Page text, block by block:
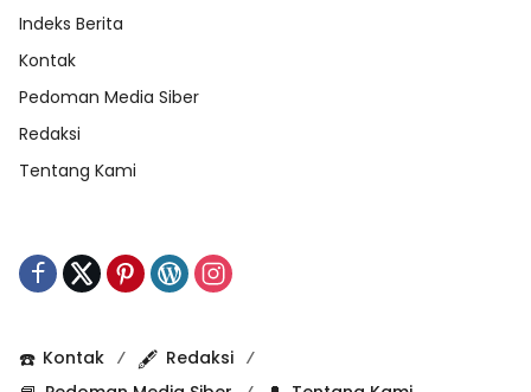
Indeks Berita
Kontak
Pedoman Media Siber
Redaksi
Tentang Kami
☎️ Kontak 🖋️ Redaksi